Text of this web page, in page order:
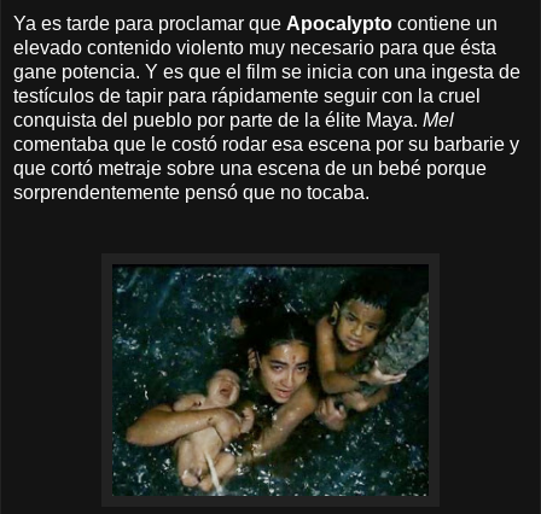
Ya es tarde para proclamar que Apocalypto contiene un
elevado contenido violento muy necesario para que ésta
gane potencia. Y es que el film se inicia con una ingesta de
testículos de tapir para rápidamente seguir con la cruel
conquista del pueblo por parte de la élite Maya. Mel
comentaba que le costó rodar esa escena por su barbarie y
que cortó metraje sobre una escena de un bebé porque
sorprendentemente pensó que no tocaba.